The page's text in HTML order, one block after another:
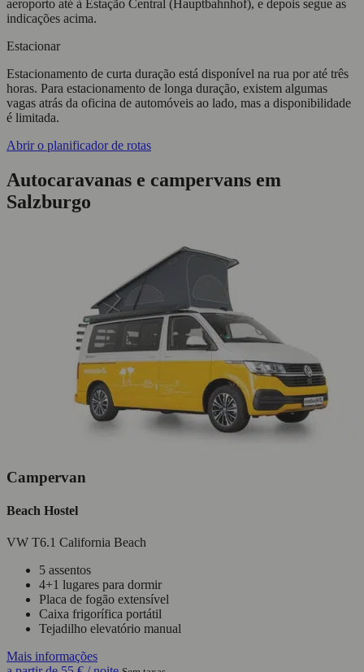
aeroporto até à Estação Central (Hauptbahnhof), e depois segue as
indicações acima.
Estacionar
Estacionamento de curta duração está disponível na rua por até três
horas. Para estacionamento de longa duração, existem algumas
vagas atrás da oficina de automóveis ao lado, mas a disponibilidade
é limitada.
Abrir o planificador de rotas
Autocaravanas e campervans em
Salzburgo
Campervan
Beach Hostel
VW T6.1 California Beach
5 assentos
4+1 lugares para dormir
Placa de fogão extensível
Caixa frigorífica portátil
Tejadilho elevatório manual
Mais informações